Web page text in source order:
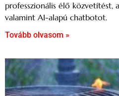
professzionális élő közvetítést,
valamint AI-alapú chatbotot.
Tovább olvasom »